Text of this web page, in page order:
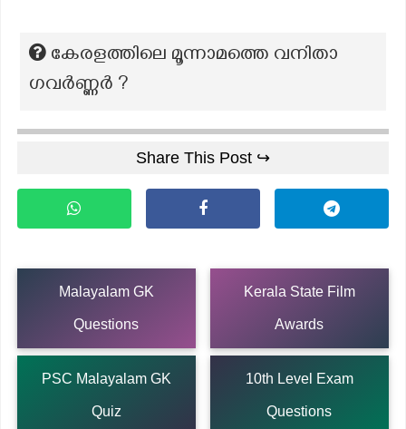
കേരളത്തിലെ മൂന്നാമത്തെ വനിതാ
ഗവർണ്ണർ ?
Share This Post ↪
Malayalam GK
Questions
Kerala State Film
Awards
PSC Malayalam GK
Quiz
10th Level Exam
Questions